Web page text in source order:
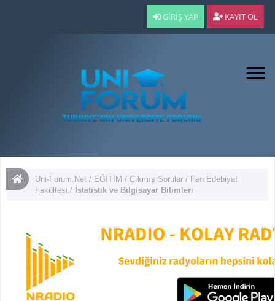
GIRIŞ YAP KAYIT OL
Uni-Forum.Net / EĞİTİM /Çıkmış Sorular / Fen Edebiyat
Fakültesi / İstatistik ve Bilgisayar Bilimleri